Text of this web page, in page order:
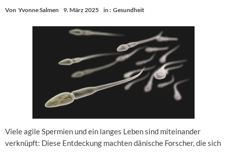
Von Yvonne Salmen 9. März 2025 in : Gesundheit
Viele agile Spermien und ein langes Leben sind miteinander
verknüpft: Diese Entdeckung machten dänische Forscher, die sich